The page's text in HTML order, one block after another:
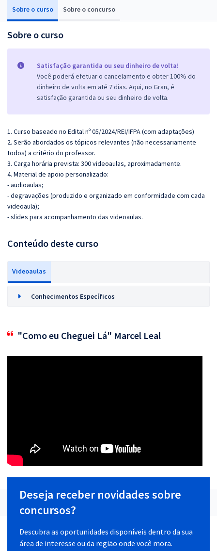
Sobre o curso Sobre o concurso
Sobre o curso
Satisfação garantida ou seu dinheiro de volta!
Você poderá efetuar o cancelamento e obter 100% do
dinheiro de volta em até 7 dias. Aqui, no Gran, é
satisfação garantida ou seu dinheiro de volta.
1. Curso baseado no Edital nº 05/2024/REI/IFPA (com adaptações)
2. Serão abordados os tópicos relevantes (não necessariamente
todos) a critério do professor.
3. Carga horária prevista: 300 videoaulas, aproximadamente.
4. Material de apoio personalizado:
- audioaulas;
- degravações (produzido e organizado em conformidade com cada
videoaula);
- slides para acompanhamento das videoaulas.
Conteúdo deste curso
Videoaulas
Conhecimentos Específicos
"Como eu Cheguei Lá" Marcel Leal
Deseja receber novidades sobre
concursos?
Descubra as oportunidades disponíveis dentro da sua
área de interesse ou da região onde você mora.